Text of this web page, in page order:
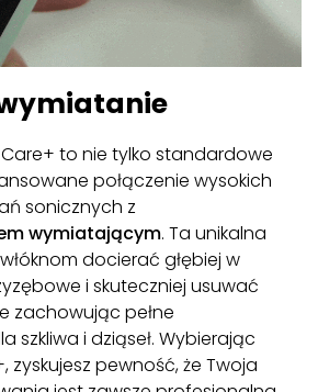
Care+ to nie tylko standardowe
połączenie wysokich
sonicznych z
wymiatającym. Ta unikalna
docierać głębiej w
i skuteczniej usuwać
zachowując pełne
szkliwa i dziąseł. Wybierając
zyskujesz pewność, że Twoja